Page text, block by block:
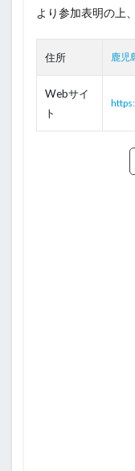
より参加表明の上
住所 鹿児
Webサイ
ト